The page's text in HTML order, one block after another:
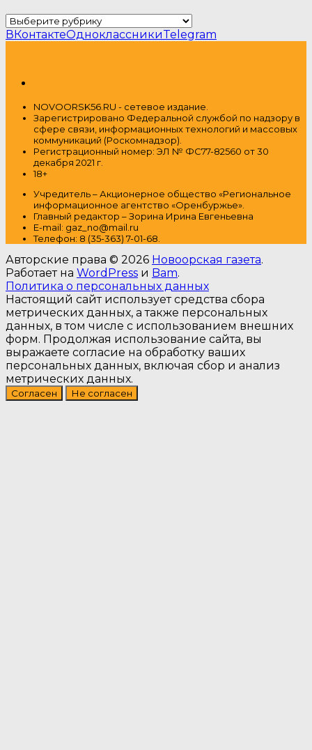
Рубрики
ВКонтактеОдноклассникиTelegram
NOVOORSK56.RU - сетевое издание.
Зарегистрировано Федеральной службой по надзору в
сфере связи, информационных технологий и массовых
коммуникаций (Роскомнадзор).
Регистрационный номер: ЭЛ № ФС77-82560 от 30
декабря 2021 г.
18+
Учредитель – Акционерное общество «Региональное
информационное агентство «Оренбуржье».
Главный редактор – Зорина Ирина Евгеньевна
E-mail: gaz_no@mail.ru
Телефон: 8 (35-363) 7-01-68.
Авторские права © 2026 Новоорская газета.
Работает на WordPress и Bam.
Политика о персональных данных
Настоящий сайт использует средства сбора
метрических данных, а также персональных
данных, в том числе с использованием внешних
форм. Продолжая использование сайта, вы
выражаете согласие на обработку ваших
персональных данных, включая сбор и анализ
метрических данных.
Согласен Не согласен